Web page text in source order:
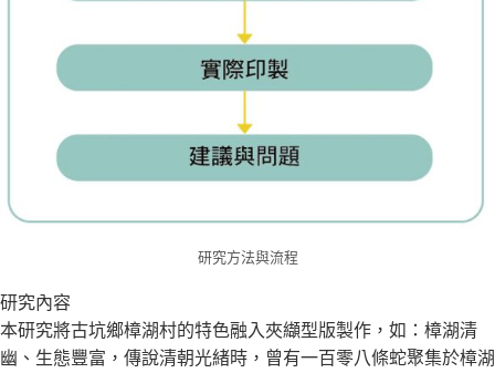
研究方法與流程
研究內容
本研究將古坑鄉樟湖村的特色融入夾纈型版製作，如：樟湖清
幽、生態豐富，傳說清朝光緒時，曾有一百零八條蛇聚集於樟湖